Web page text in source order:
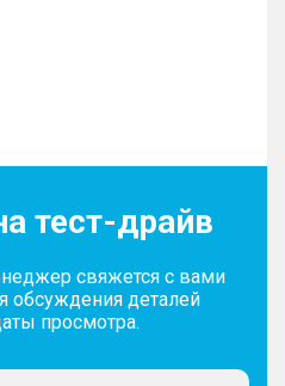
тест-драйв
свяжется с вами
деталей
просмотра.